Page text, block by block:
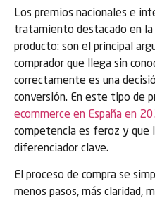
Los premios nacionales e
tratamiento destacado en la
producto: son el principal
comprador que llega sin
correctamente es una
conversión. En este tipo de
ecommerce en España en
competencia es feroz y que
diferenciador clave.
El proceso de compra se
menos pasos, más claridad,